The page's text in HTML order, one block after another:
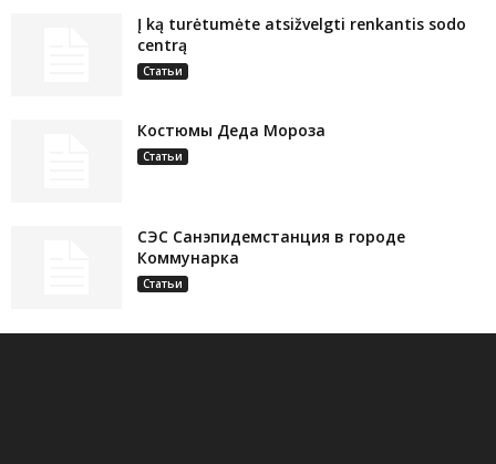
Į ką turėtumėte atsižvelgti renkantis sodo
centrą
Статьи
Костюмы Деда Мороза
Статьи
СЭС Санэпидемстанция в городе
Коммунарка
Статьи